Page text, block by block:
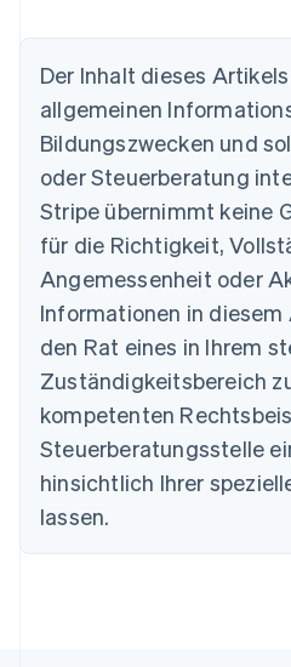
Der Inhalt dieses
allgemeinen
Bildungszwecken und
oder Steuerberatung
Stripe übernimmt keine
für die Richtigkeit,
Angemessenheit oder
Informationen in diesem
den Rat eines in Ihrem
Zuständigkeitsbereich
kompetenten
Steuerberatungsstelle
hinsichtlich Ihrer
lassen.
Australien
Belgien
NederlandsFrançaisDeutsch
PortuguêsEnglish
Bulgarien
English
Dänemark
English
Deutschland
Estland
English
Festlandchina
简体中文 English
Finnland
EnglishSvenska
FrançaisEnglish
Gibraltar